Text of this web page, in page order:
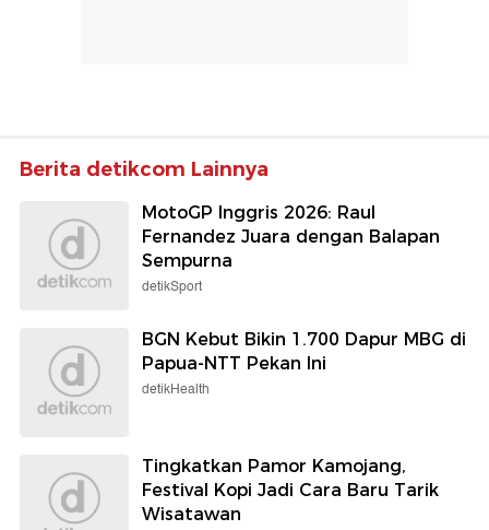
Berita detikcom Lainnya
MotoGP Inggris 2026: Raul
Fernandez Juara dengan Balapan
Sempurna
detikSport
BGN Kebut Bikin 1.700 Dapur MBG di
Papua-NTT Pekan Ini
detikHealth
Tingkatkan Pamor Kamojang,
Festival Kopi Jadi Cara Baru Tarik
Wisatawan